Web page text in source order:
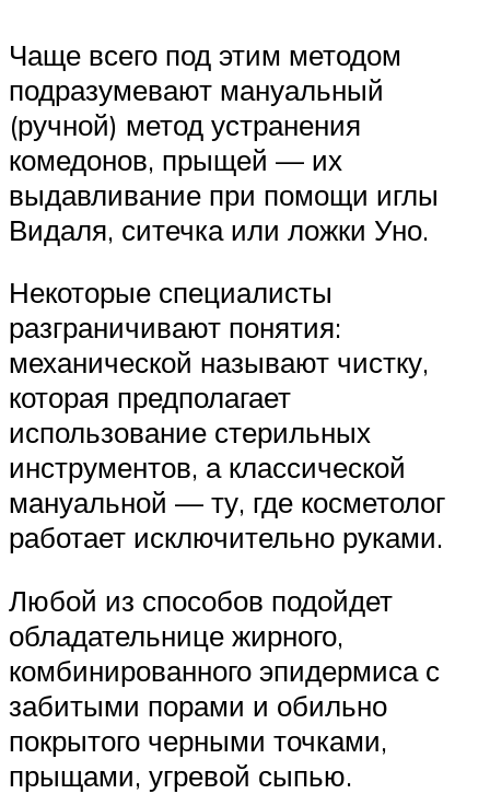
Чаще всего под этим методом
подразумевают мануальный
(ручной) метод устранения
комедонов, прыщей — их
выдавливание при помощи иглы
Видаля, ситечка или ложки Уно.
Некоторые специалисты
разграничивают понятия:
механической называют чистку,
которая предполагает
использование стерильных
инструментов, а классической
мануальной — ту, где косметолог
работает исключительно руками.
Любой из способов подойдет
обладательнице жирного,
комбинированного эпидермиса с
забитыми порами и обильно
покрытого черными точками,
прыщами, угревой сыпью.